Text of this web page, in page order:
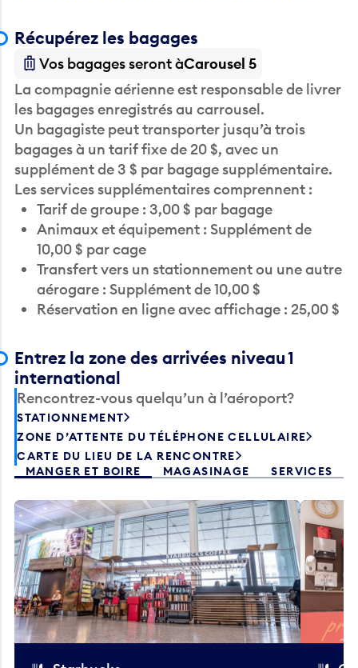
Récupérez les bagages
Vos bagages seront àCarousel 5
La compagnie aérienne est responsable de livrer
les bagages enregistrés au carrousel.
Un bagagiste peut transporter jusqu’à trois
bagages à un tarif fixe de 20 $, avec un
supplément de 3 $ par bagage supplémentaire.
Les services supplémentaires comprennent :
Tarif de groupe : 3,00 $ par bagage
Animaux et équipement : Supplément de
10,00 $ par cage
Transfert vers un stationnement ou une autre
aérogare : Supplément de 10,00 $
Réservation en ligne avec affichage : 25,00 $
Entrez la zone des arrivées niveau 1
international
Rencontrez-vous quelqu’un à l’aéroport?
STATIONNEMENT
ZONE D’ATTENTE DU TÉLÉPHONE CELLULAIRE
CARTE DU LIEU DE LA RENCONTRE
MANGER ET BOIRE
MAGASINAGE SERVICES